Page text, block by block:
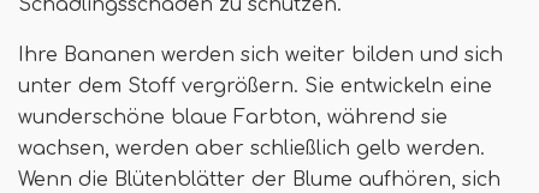
Schädlingsschäden zu schützen.
Ihre Bananen werden sich weiter bilden und sich
unter dem Stoff vergrößern. Sie entwickeln eine
wunderschöne blaue Farbton, während sie
wachsen, werden aber schließlich gelb werden.
Wenn die Blütenblätter der Blume aufhören, sich